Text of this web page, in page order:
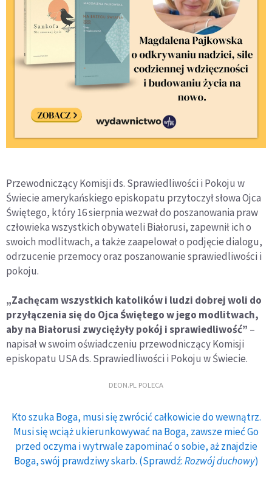
Przewodniczący Komisji ds. Sprawiedliwości i Pokoju w
Świecie amerykańskiego episkopatu przytoczył słowa Ojca
Świętego, który 16 sierpnia wezwał do poszanowania praw
człowieka wszystkich obywateli Białorusi, zapewnił ich o
swoich modlitwach, a także zaapelował o podjęcie dialogu,
odrzucenie przemocy oraz poszanowanie sprawiedliwości i
pokoju.
„Zachęcam wszystkich katolików i ludzi dobrej woli do
przyłączenia się do Ojca Świętego w jego modlitwach,
aby na Białorusi zwyciężyły pokój i sprawiedliwość” –
napisał w swoim oświadczeniu przewodniczący Komisji
episkopatu USA ds. Sprawiedliwości i Pokoju w Świecie.
DEON.PL POLECA
Kto szuka Boga, musi się zwrócić całkowicie do wewnątrz.
Musi się wciąż ukierunkowywać na Boga, zawsze mieć Go
przed oczyma i wytrwale zapominać o sobie, aż znajdzie
Boga, swój prawdziwy skarb. (Sprawdź:Rozwój duchowy)